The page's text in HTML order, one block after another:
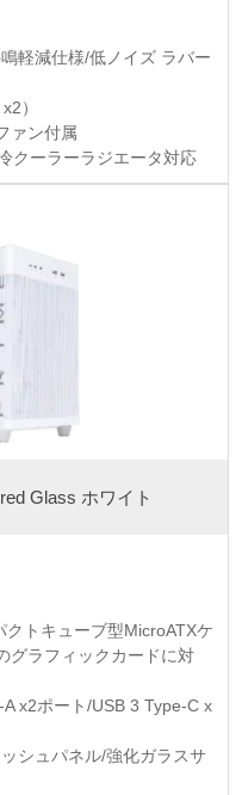
軽減仕様/低ノイズ ラバー
）
ァン付属
クーラーラジエータ対応
Glass ホワイト
トキューブ型MicroATXケ
グラフィックカードに対
x2ポート/USB 3 Type-C x
シュパネル/強化ガラスサ